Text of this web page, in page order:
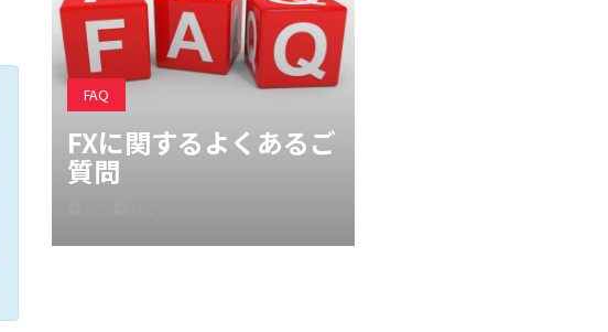
FAQ
FXに関するよくあるご
質問